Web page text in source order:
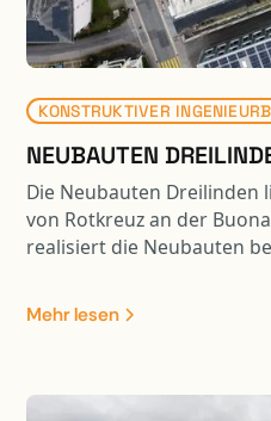
KONSTRUKTIVER
NEUBAUTEN
Die Neubauten Dreilinden
von Rotkreuz an der
realisiert die Neubauten
11 Geschosse aufweisen.
Teilen mit Bohrpfählen
realisiert.
Mehr lesen